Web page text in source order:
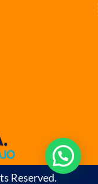
Reserved.